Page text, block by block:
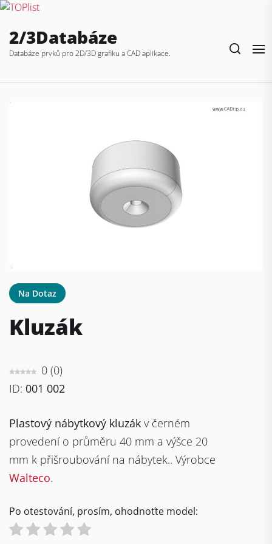
the
2/3Databáze
Databáze prvků pro 2D/3D grafiku a CAD aplikace.
Na Dotaz
Kluzák
0 (0)
ID: 001 002
Plastový nábytkový kluzák v černém
provedení o průměru 40 mm a výšce 20
mm k přišroubování na nábytek.. Výrobce
Walteco.
Po otestování, prosím, ohodnoťte model: